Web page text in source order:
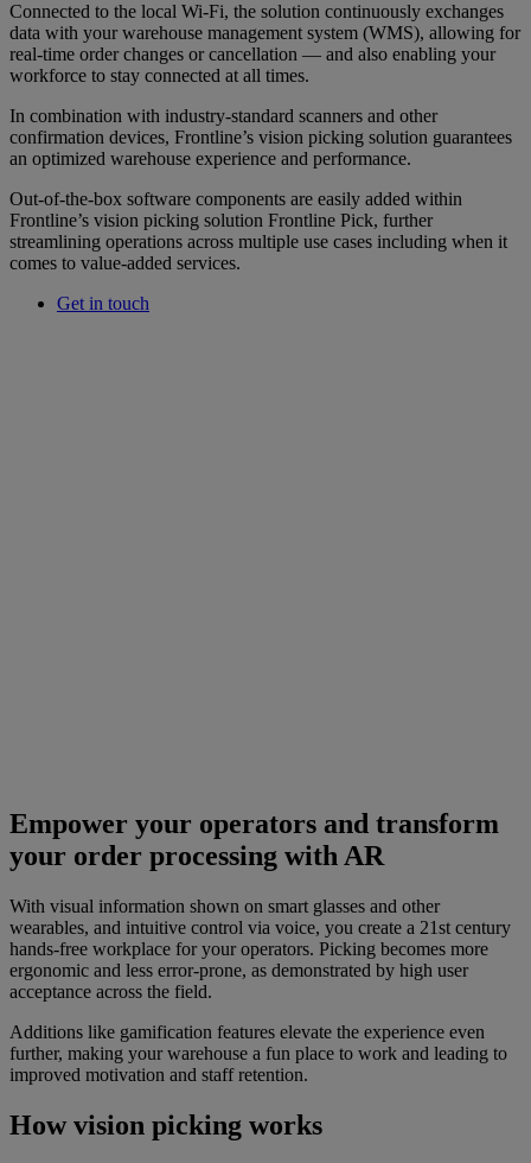
Connected to the local Wi-Fi, the solution continuously exchanges
data with your warehouse management system (WMS), allowing for
real-time order changes or cancellation — and also enabling your
workforce to stay connected at all times.
In combination with industry-standard scanners and other
confirmation devices, Frontline’s vision picking solution guarantees
an optimized warehouse experience and performance.
Out-of-the-box software components are easily added within
Frontline’s vision picking solution Frontline Pick, further
streamlining operations across multiple use cases including when it
comes to value-added services.
Get in touch
Empower your operators and transform
your order processing with AR
With visual information shown on smart glasses and other
wearables, and intuitive control via voice, you create a 21st century
hands-free workplace for your operators. Picking becomes more
ergonomic and less error-prone, as demonstrated by high user
acceptance across the field.
Additions like gamification features elevate the experience even
further, making your warehouse a fun place to work and leading to
improved motivation and staff retention.
How vision picking works